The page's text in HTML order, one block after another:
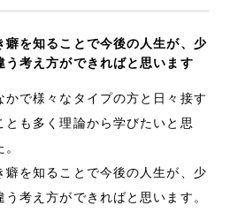
癖を知ることで今後の人生が、少
う考え方ができればと思います
かで様々なタイプの方と日々接す
とも多く理論から学びたいと思
癖を知ることで今後の人生が、少
う考え方ができればと思います。